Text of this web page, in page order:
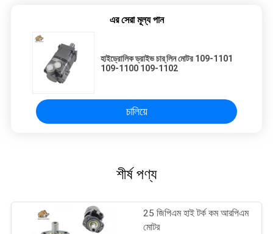
এর সেরা মূল্য পান
হাইড্রোলিক ড্রাইভ চার্ লিন মোটর 109-1101
109-1100 109-1102
চালিয়ে
শীর্ষ পণ্য
25 জিপিএম হাই টর্ক কম আরপিএম
মোটর